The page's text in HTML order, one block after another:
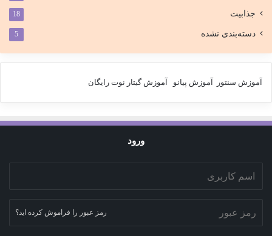
جذابیت 18
دسته‌بندی نشده 5
آموزش سنتور آموزش پیانو آموزش گیتار نوت رایگان
ورود
رمز عبور را فراموش کرده اید؟